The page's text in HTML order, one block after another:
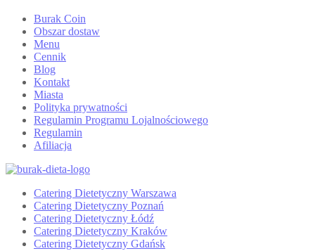
Burak Coin
Obszar dostaw
Menu
Cennik
Blog
Kontakt
Miasta
Polityka prywatności
Regulamin Programu Lojalnościowego
Regulamin
Afiliacja
Catering Dietetyczny Warszawa
Catering Dietetyczny Poznań
Catering Dietetyczny Łódź
Catering Dietetyczny Kraków
Catering Dietetyczny Gdańsk